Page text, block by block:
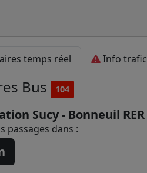
temps réel Info trafic
Bus 104
Sucy - Bonneuil RER
passages dans :